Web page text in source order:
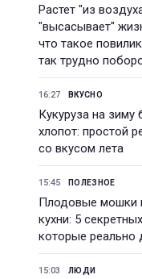
Растет "из
"высасывает"
что такое
так трудно
16:27 ВКУСНО
Кукуруза на зиму
хлопот: простой
со вкусом лета
15:45 ПОЛЕЗНОЕ
Плодовые мошки
кухни: 5
которые реально
15:03 ЛЮДИ